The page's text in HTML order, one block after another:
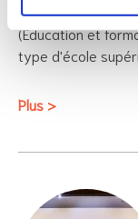
Les écoles d’
(Education et
type d'école
Plus >